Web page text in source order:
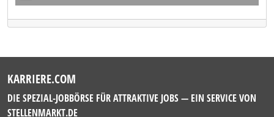
KARRIERE.COM
DIE SPEZIAL-JOBBÖRSE FÜR ATTRAKTIVE JOBS — EIN SERVICE VON
STELLENMARKT.DE